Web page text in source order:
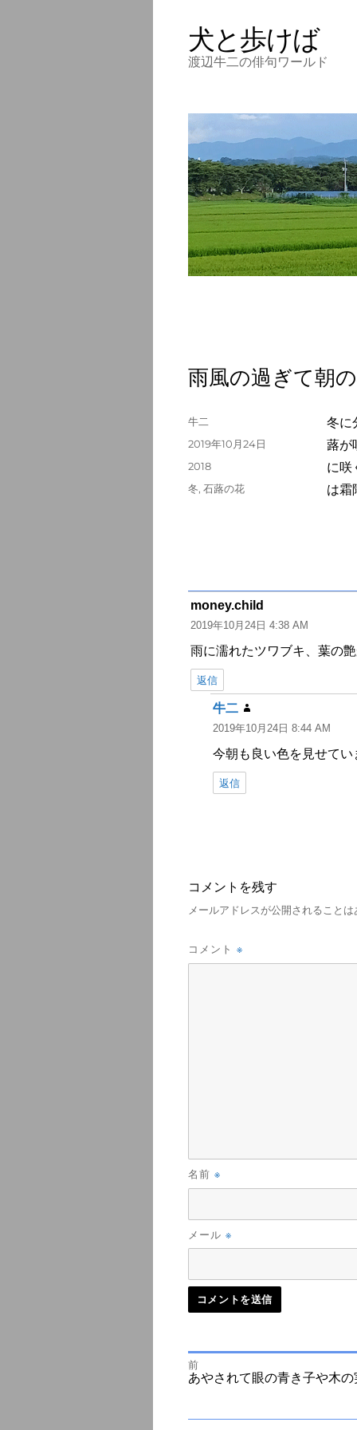
犬と歩けば
渡辺牛二の俳句ワールド
雨風の過ぎて朝
冬に
蕗が
に咲
は霜
投
牛二
投
2019年10月24日
カ
テ
2018
タ
冬, 石蕗の花
money.child
り:
2019年10月24日 4:38 AM
雨に濡れたツワブキ、葉の
返信
牛二
り:
2019年10月24日 8:44 AM
今朝も良い色を見せてい
返信
コメントを残す
メールアドレスが公開されることは
コメント ※
名前 ※
メール ※
投
前
前
の
あやされて眼の青き子や木の